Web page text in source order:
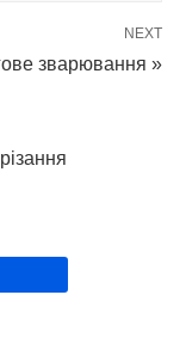
NEXT
зварювання »